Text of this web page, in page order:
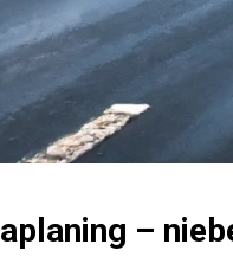
–